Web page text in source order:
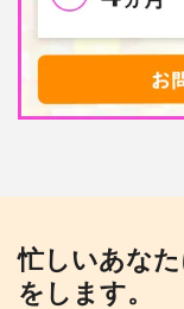
忙しいあな
をします。